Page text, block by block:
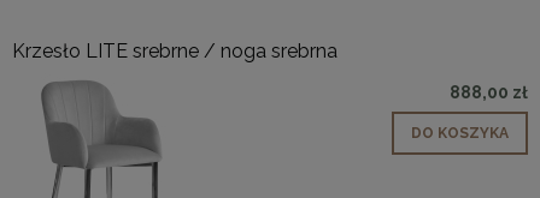
Krzesło LITE srebrne / noga srebrna
888,00 zł
DO KOSZYKA